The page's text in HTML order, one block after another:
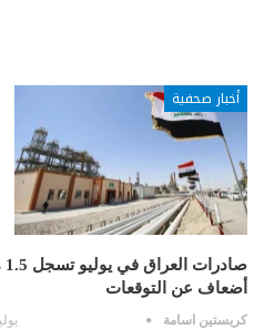
أخبار صحفية
أضعاف عن التوقعات
كريستين اسامة يوليو